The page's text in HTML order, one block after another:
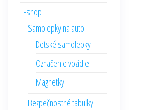
E-shop
Samolepky na auto
Detské samolepky
Označenie vozidiel
Magnetky
Bezpečnostné tabuľky